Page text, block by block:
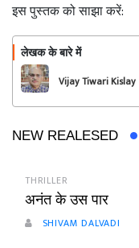
इस पुस्तक को साझा करें:
लेखक के बारे में
Vijay Tiwari Kislay
NEW REALESED
THRILLER
अनंत के उस पार
SHIVAM DALVADI